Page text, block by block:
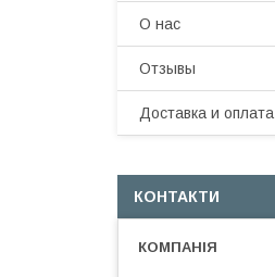
О нас
Отзывы
Доставка и оплата
КОНТАКТИ